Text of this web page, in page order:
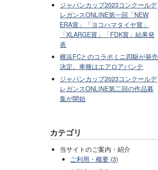
ジャパンカップ2023コンクールデ
レガンスONLINE第一回「NEW
ERA賞」「ヨコハマタイヤ賞」
「XLARGE賞」「FDK賞」結果発
表
横浜FCとのコラボミニ四駆が発売
決定。車種はエアロアバンテ
ジャパンカップ2023コンクールデ
レガンスONLINE第二回の作品募
集が開始
カテゴリ
当サイトのご案内・紹介
ご利用・概要 (3)